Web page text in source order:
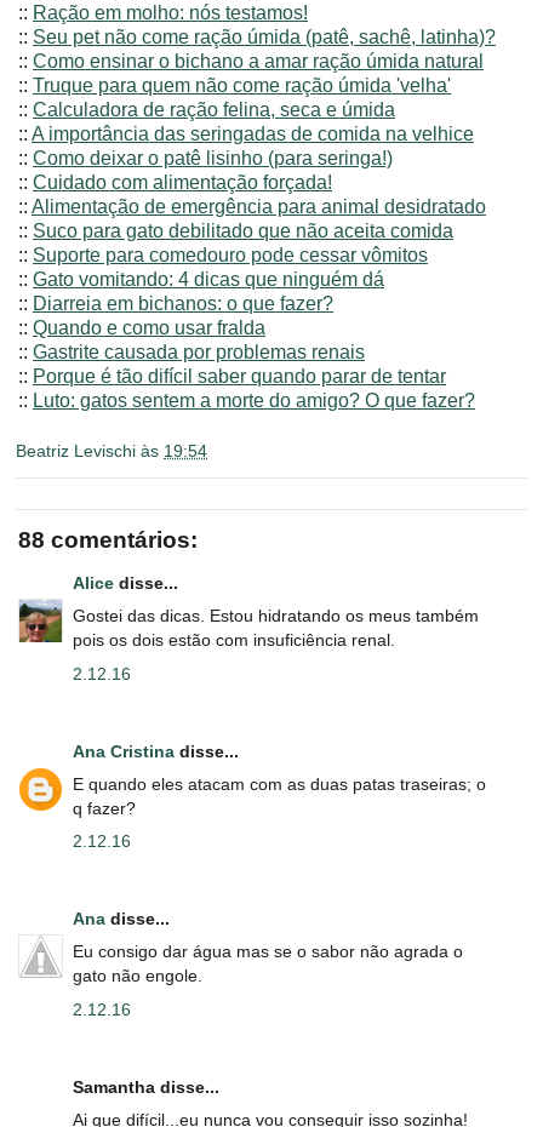
:: Ração em molho: nós testamos!
:: Seu pet não come ração úmida (patê, sachê, latinha)?
:: Como ensinar o bichano a amar ração úmida natural
:: Truque para quem não come ração úmida 'velha'
:: Calculadora de ração felina, seca e úmida
:: A importância das seringadas de comida na velhice
:: Como deixar o patê lisinho (para seringa!)
:: Cuidado com alimentação forçada!
:: Alimentação de emergência para animal desidratado
:: Suco para gato debilitado que não aceita comida
:: Suporte para comedouro pode cessar vômitos
:: Gato vomitando: 4 dicas que ninguém dá
:: Diarreia em bichanos: o que fazer?
:: Quando e como usar fralda
:: Gastrite causada por problemas renais
:: Porque é tão difícil saber quando parar de tentar
:: Luto: gatos sentem a morte do amigo? O que fazer?
Beatriz Levischi às 19:54
88 comentários:
Alice disse...
Gostei das dicas. Estou hidratando os meus também
pois os dois estão com insuficiência renal.
2.12.16
Ana Cristina disse...
E quando eles atacam com as duas patas traseiras; o
q fazer?
2.12.16
Ana disse...
Eu consigo dar água mas se o sabor não agrada o
gato não engole.
2.12.16
Samantha disse...
Ai que difícil...eu nunca vou conseguir isso sozinha!